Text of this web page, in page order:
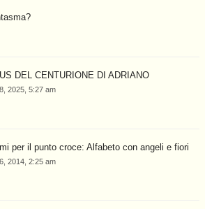
DEL CENTURIONE DI ADRIANO
2025, 5:27 am
per il punto croce: Alfabeto con angeli e fiori
2014, 2:25 am